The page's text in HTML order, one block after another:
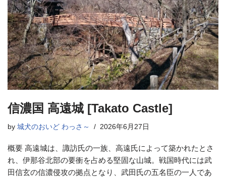
信濃国 高遠城 [Takato Castle]
by 城犬のおいど わっさ～ 2026年6月27日
概要 高遠城は、諏訪氏の一族、高遠氏によって築かれたとさ
れ、伊那谷北部の要衝を占める堅固な山城。戦国時代には武
田信玄の信濃侵攻の拠点となり、武田氏の五名臣の一人であ